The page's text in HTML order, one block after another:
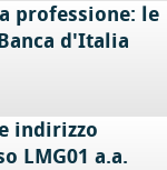
professione: le
d'Italia
indirizzo
LMG01 a.a.